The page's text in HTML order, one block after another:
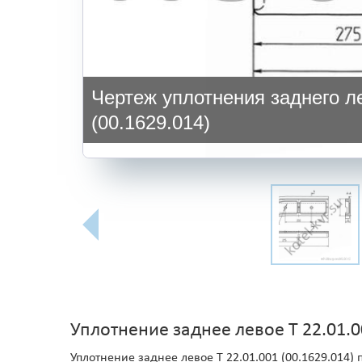
Чертеж уплотнения заднего
(00.1629.014)
Уплотнение заднее левое Т
Уплотнение заднее левое Т 22.01.001